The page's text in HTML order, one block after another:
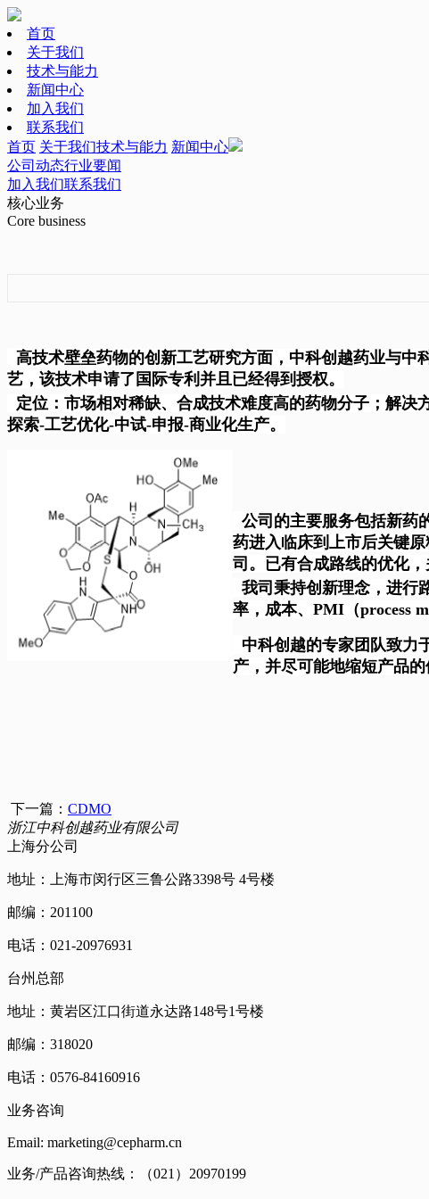
首页
关于我们
技术与能力
新闻中心
加入我们
联系我们
首页 关于我们技术与能力 新闻中心
公司动态行业要闻
加入我们联系我们
核心业务
Core business
高技术壁垒药物的创新工艺研究方面，中科创越药业与
艺，该技术申请了国际专利并且已经得到授权。
定位：市场相对稀缺、合成技术难度高的药物分子；解
探索-工艺优化-中试-申报-商业化生产。
公司的主要服务包括新药
药进入临床到上市后关键
司。已有合成路线的优化
我司秉持创新理念，进行
率，成本、PMI（process
中科创越的专家团队致力
产，并尽可能地缩短产品的
下一篇： CDMO
浙江中科创越药业有限公司
上海分公司
地址：上海市闵行区三鲁公路3398号 4号楼
邮编：201100
电话：021-20976931
台州总部
地址：黄岩区江口街道永达路148号1号楼
邮编：318020
电话：0576-84160916
业务咨询
Email: marketing@cepharm.cn
业务/产品咨询热线：（021）20970199